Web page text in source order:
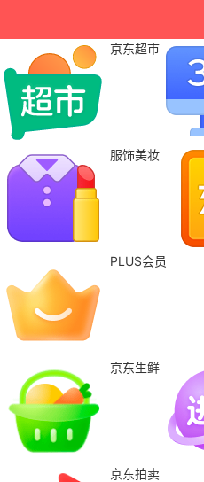
京东超市
服饰美妆
PLUS会员
京东生鲜
京东拍卖